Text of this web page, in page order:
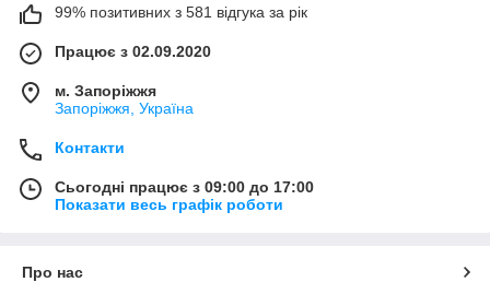
99% позитивних з 581 відгука за рік
Працює з 02.09.2020
м. Запоріжжя
Запоріжжя, Україна
Контакти
Сьогодні працює з 09:00 до 17:00
Показати весь графік роботи
Про нас